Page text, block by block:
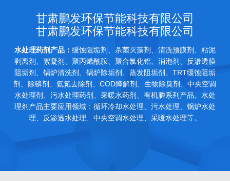
甘肃鹏发环保节能科技有限公司
甘肃鹏发环保节能科技有限公司
水处理药剂产品： 缓蚀阻垢剂、杀菌灭藻剂、清洗预膜剂、粘泥
剥离剂、絮凝剂、聚丙烯酰胺、聚合氯化铝、消泡剂、反渗透膜
阻垢剂、锅炉清洗剂、锅炉除垢剂、蒸发阻垢剂、TRT缓蚀阻垢
剂、除磷剂、氨氮去除剂、COD降解剂、生物除臭剂、中央空调
水处理剂、污水处理药剂、采暖水药剂、有机膦系列产品。水处
理剂产品主要应用领域：循环冷却水处理、污水处理、锅炉水处
理、反渗透水处理、中央空调水处理、采暖水处理等。